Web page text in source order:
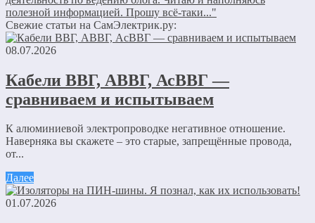
полезной информацией. Прошу всё-таки..."
Свежие статьи на СамЭлектрик.ру:
08.07.2026
Кабели ВВГ, АВВГ, АсВВГ —
сравниваем и испытываем
К алюминиевой электропроводке негативное отношение.
Наверняка вы скажете – это старые, запрещённые провода,
от...
Далее
01.07.2026